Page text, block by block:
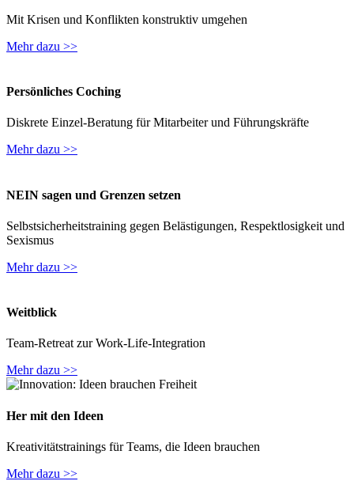
Mit Krisen und Konflikten konstruktiv umgehen
Mehr dazu >>
Persönliches Coching
Diskrete Einzel-Beratung für Mitarbeiter und Führungskräfte
Mehr dazu >>
NEIN sagen und Grenzen setzen
Selbstsicherheitstraining gegen Belästigungen, Respektlosigkeit und
Sexismus
Mehr dazu >>
Weitblick
Team-Retreat zur Work-Life-Integration
Mehr dazu >>
Her mit den Ideen
Kreativitätstrainings für Teams, die Ideen brauchen
Mehr dazu >>